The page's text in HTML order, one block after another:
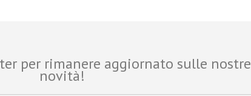
per rimanere aggiornato sulle nostre
novità!